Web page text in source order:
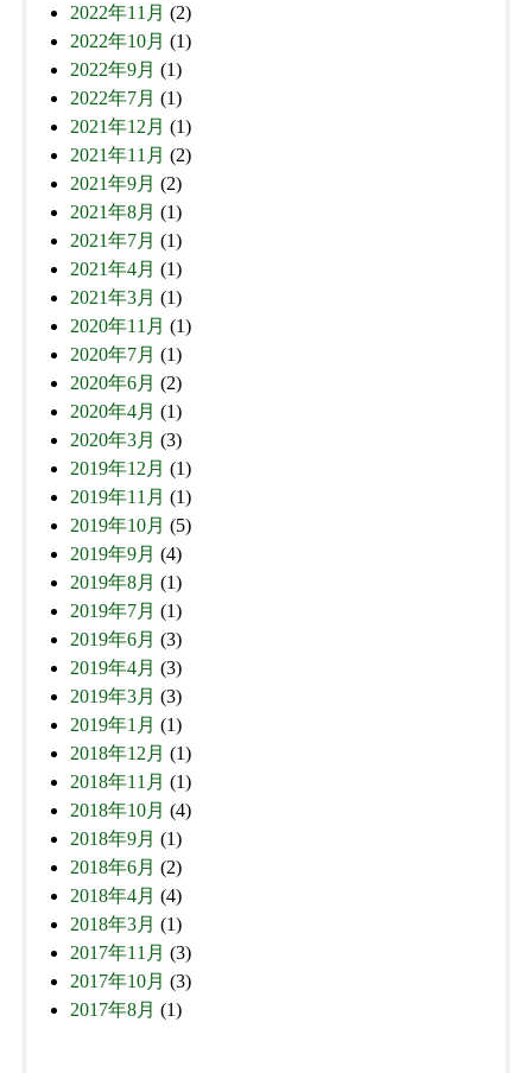
2022年11月 (2)
2022年10月 (1)
2022年9月 (1)
2022年7月 (1)
2021年12月 (1)
2021年11月 (2)
2021年9月 (2)
2021年8月 (1)
2021年7月 (1)
2021年4月 (1)
2021年3月 (1)
2020年11月 (1)
2020年7月 (1)
2020年6月 (2)
2020年4月 (1)
2020年3月 (3)
2019年12月 (1)
2019年11月 (1)
2019年10月 (5)
2019年9月 (4)
2019年8月 (1)
2019年7月 (1)
2019年6月 (3)
2019年4月 (3)
2019年3月 (3)
2019年1月 (1)
2018年12月 (1)
2018年11月 (1)
2018年10月 (4)
2018年9月 (1)
2018年6月 (2)
2018年4月 (4)
2018年3月 (1)
2017年11月 (3)
2017年10月 (3)
2017年8月 (1)